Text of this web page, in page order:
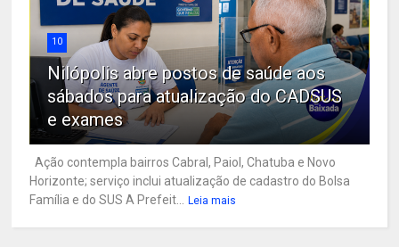
10
Nilópolis abre postos de saúde aos
sábados para atualização do CADSUS
e exames
Ação contempla bairros Cabral, Paiol, Chatuba e Novo
Horizonte; serviço inclui atualização de cadastro do Bolsa
Família e do SUS A Prefeit...
Leia mais